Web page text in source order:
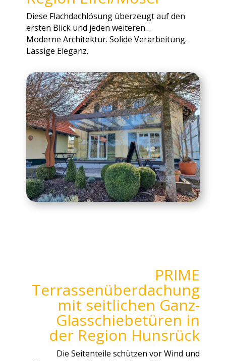
Diese Flachdachlösung überzeugt auf den
ersten Blick und jeden weiteren…
Moderne Architektur. Solide Verarbeitung.
Lässige Eleganz.
PRIME
Terrassenüberdachung
mit seitlichen Ganz-
Glasschiebetüren in
der Region Hunsrück
Die Seitenteile schützen vor Wind und